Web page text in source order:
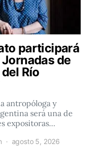
participará
Jornadas de
Río
antropóloga y
será una de
expositoras…
agosto 5, 2026